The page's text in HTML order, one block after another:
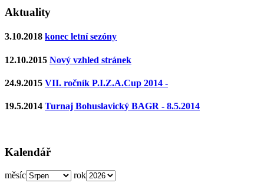
Aktuality
3.10.2018 konec letní sezóny
12.10.2015 Nový vzhled stránek
24.9.2015 VII. ročník P.I.Z.A.Cup 2014 -
19.5.2014 Turnaj Bohuslavický BAGR - 8.5.2014
Kalendář
měsíc rok